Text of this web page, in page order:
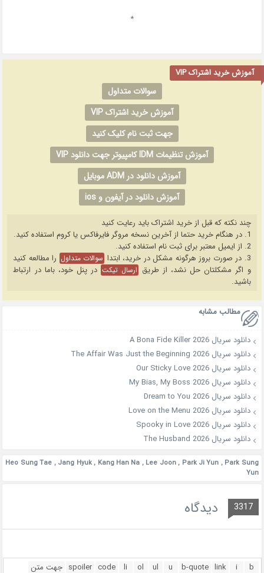
*
آموزش خرید اشتراک VIP
سوالات متداول
آموزش خرید اشتراک VIP
جهت ثبت نام کلیک کنید
آموزش تنظیمات IDM کامپیوتر جهت دانلود VIP
آموزش دانلود در ADM موبایل
آموزش دانلود در آیفون و ios
چند نکته که قبل از خرید اشتراک باید رعایت کنید
1. در هنگام خرید حتما از آخرین نسخه مروگر فایرفاکس یا کروم استفاده کنید.
2. از ایمیل معتبر برای ثبت نام استفاده کنید.
3. در صورت بروز هرگونه مشکل در خرید، ابتدا
سوالات متداول را مطالعه کنید
و اگر مشکلتان حل نشد، از طریق ارسال تیکت در پنل خود، باما در ارتباط
باشید.
مطالب مشابه
دانلود سریال A Bona Fide Killer 2026
دانلود سریال The Affair Was Just the Beginning 2026
دانلود سریال Our Sticky Love 2026
دانلود سریال My Bias, My Boss 2026
دانلود سریال Dream to You 2026
دانلود سریال Love on the Menu 2026
دانلود سریال Spooky in Love 2026
دانلود سریال The Husband 2026
Heo Sung Tae , Jang Hyuk, Kang Han Na , Lee Joon, Park Ji Yun , Park Sung
Yun
3317 دیدگاه